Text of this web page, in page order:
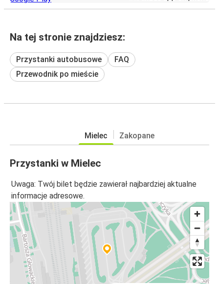
Na tej stronie znajdziesz:
Przystanki autobusowe
FAQ
Przewodnik po mieście
Mielec Zakopane
Przystanki w Mielec
Uwaga: Twój bilet będzie zawierał najbardziej aktualne
informacje adresowe.